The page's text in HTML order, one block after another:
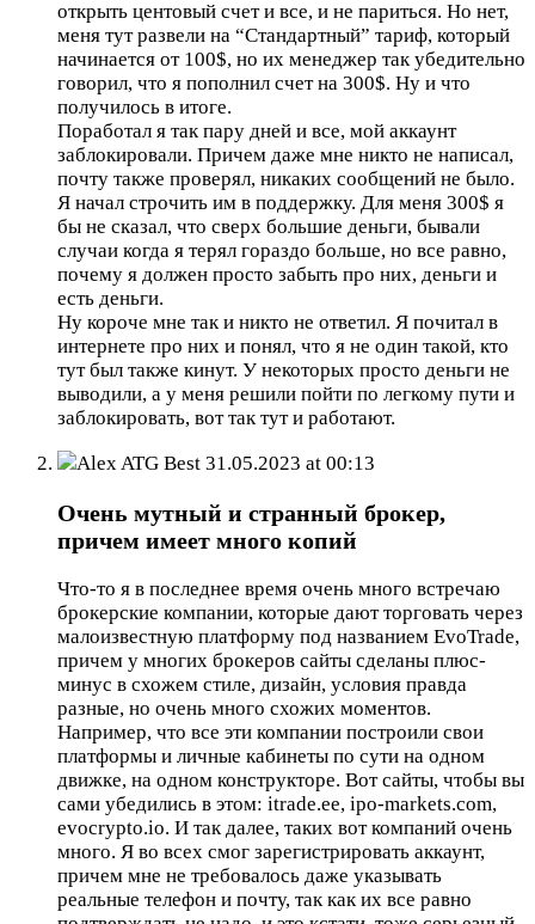
открыть центовый счет и все, и не париться. Но нет,
меня тут развели на “Стандартный” тариф, который
начинается от 100$, но их менеджер так убедительно
говорил, что я пополнил счет на 300$. Ну и что
получилось в итоге.
Поработал я так пару дней и все, мой аккаунт
заблокировали. Причем даже мне никто не написал,
почту также проверял, никаких сообщений не было.
Я начал строчить им в поддержку. Для меня 300$ я
бы не сказал, что сверх большие деньги, бывали
случаи когда я терял гораздо больше, но все равно,
почему я должен просто забыть про них, деньги и
есть деньги.
Ну короче мне так и никто не ответил. Я почитал в
интернете про них и понял, что я не один такой, кто
тут был также кинут. У некоторых просто деньги не
выводили, а у меня решили пойти по легкому пути и
заблокировать, вот так тут и работают.
Alex ATG Best 31.05.2023 at 00:13
Очень мутный и странный брокер,
причем имеет много копий
Что-то я в последнее время очень много встречаю
брокерские компании, которые дают торговать через
малоизвестную платформу под названием EvoTrade,
причем у многих брокеров сайты сделаны плюс-
минус в схожем стиле, дизайн, условия правда
разные, но очень много схожих моментов.
Например, что все эти компании построили свои
платформы и личные кабинеты по сути на одном
движке, на одном конструкторе. Вот сайты, чтобы вы
сами убедились в этом: itrade.ee, ipo-markets.com,
evocrypto.io. И так далее, таких вот компаний очень
много. Я во всех смог зарегистрировать аккаунт,
причем мне не требовалось даже указывать
реальные телефон и почту, так как их все равно